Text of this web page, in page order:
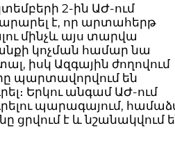
2-ին ԱԺ-ում
է, որ արտահերթ
մինչև այս տարվա
կոչման համար նա
իսկ Ազգային ժողովում
պարտավորվում են
Երկու անգամ ԱԺ-ում
պարագայում,
է և նշանակվում